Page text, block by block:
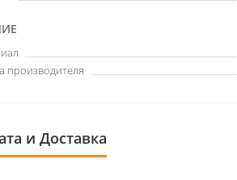
производителя
и Доставка